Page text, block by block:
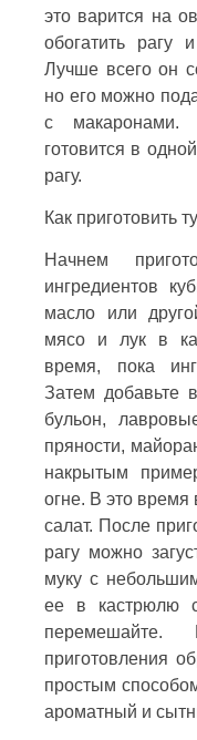
это варится на
обогатить рагу
Лучше всего он
но его можно
с макаронами.
готовится в
рагу.
Как приготовить
Начнем
ингредиентов
масло или
мясо и лук в
время, пока
Затем добавьте
бульон,
пряности,
накрытым
огне. В это время
салат. После
рагу можно
муку с
ее в кастрюлю
перемешайте.
приготовления
простым
ароматный и